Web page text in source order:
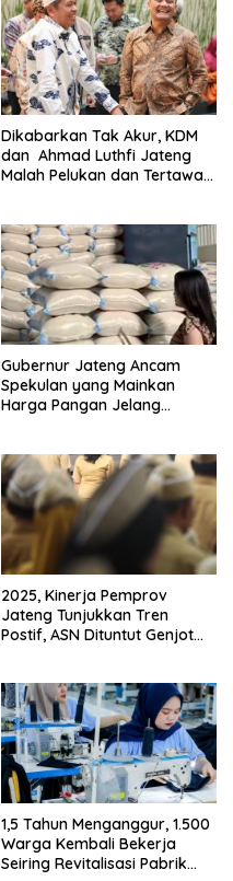
Dikabarkan Tak Akur, KDM
dan Ahmad Luthfi Jateng
Malah Pelukan dan Tertawa
Gubernur Jateng Ancam
Spekulan yang Mainkan
Harga Pangan Jelang
2025, Kinerja Pemprov
Jateng Tunjukkan Tren
Postif, ASN Dituntut Genjot
1,5 Tahun Menganggur, 1.500
Warga Kembali Bekerja
Seiring Revitalisasi Pabrik